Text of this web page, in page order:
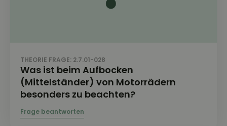
THEORIE FRAGE: 2.7.01-028
Was ist beim Aufbocken
(Mittelständer) von Motorrädern
besonders zu beachten?